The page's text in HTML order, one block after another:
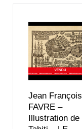
Jean François
FAVRE –
Illustration de